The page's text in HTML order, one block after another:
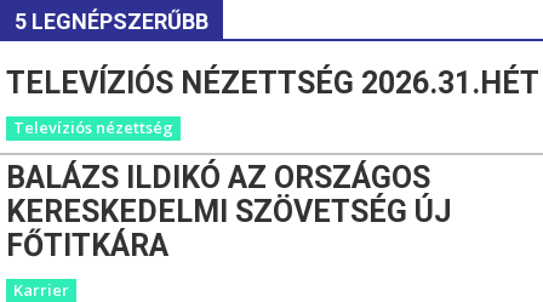
5 LEGNÉPSZERŰBB
TELEVÍZIÓS NÉZETTSÉG 2026.31.HÉT
Televíziós nézettség
BALÁZS ILDIKÓ AZ ORSZÁGOS
KERESKEDELMI SZÖVETSÉG ÚJ
FŐTITKÁRA
Karrier